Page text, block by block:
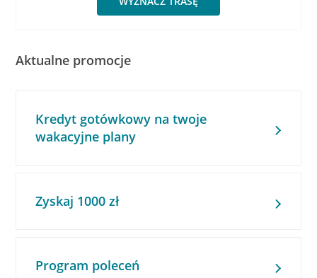
Aktualne promocje
Kredyt gotówkowy na twoje
wakacyjne plany
Zyskaj 1000 zł
Program poleceń